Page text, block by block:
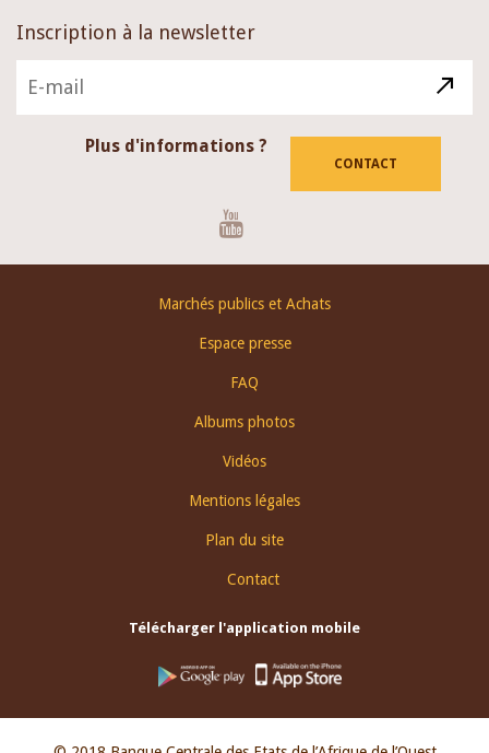
Inscription à la newsletter
Plus d'informations ?
CONTACT
Marchés publics et Achats
Espace presse
FAQ
Albums photos
Vidéos
Mentions légales
Plan du site
Contact
Télécharger l'application mobile